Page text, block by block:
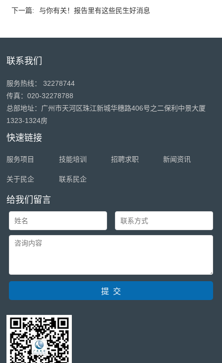
下一篇:
与你有关！报告里有这些民生好消息
联系我们
服务热线： 32278744
传真：020-32278788
总部地址：广州市天河区珠江新城华穗路406号之二保利中景大厦
1323-1324房
快速链接
服务项目 技能培训 招聘求职 新闻资讯
关于民企 联系民企
给我们留言